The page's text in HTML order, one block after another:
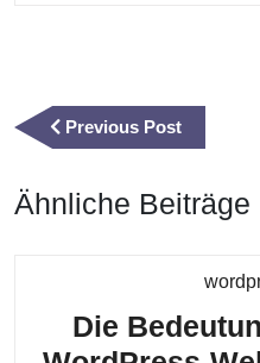
Previous PostPrevious
Post
Ähnliche Beiträge
Die